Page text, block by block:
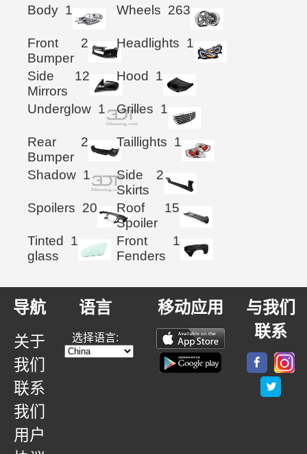
Body 1 Wheels 263
Front
Bumper
2 Headlights 1
Side
Mirrors
12 Hood 1
Underglow 1 Grilles 1
Rear
Bumper
2 Taillights 1
Shadow 1
Side
Skirts
2
Spoilers 20
Roof
Spoiler
15
Tinted
glass
1
Front
Fenders
1
导航
关于
我们
联系
我们
用户
语言
选择语言:
移动应用
与我们
联系